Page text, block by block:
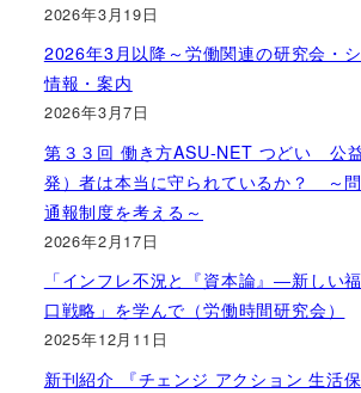
2026年3月19日
2026年3月以降～労働関連の研究会・
情報・案内
2026年3月7日
第３３回 働き方ASU-NET つどい 公
発）者は本当に守られているか？ ～
通報制度を考える～
2026年2月17日
「インフレ不況と『資本論』―新しい
口戦略」を学んで（労働時間研究会）
2025年12月11日
新刊紹介 『チェンジ アクション 生活